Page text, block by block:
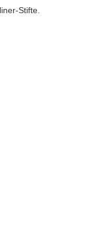
Stifte.